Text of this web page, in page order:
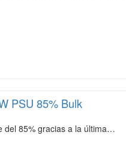
PSU 85% Bulk
del 85% gracias a la última…